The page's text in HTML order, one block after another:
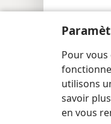
Pour
utilisons
savoir
en vous